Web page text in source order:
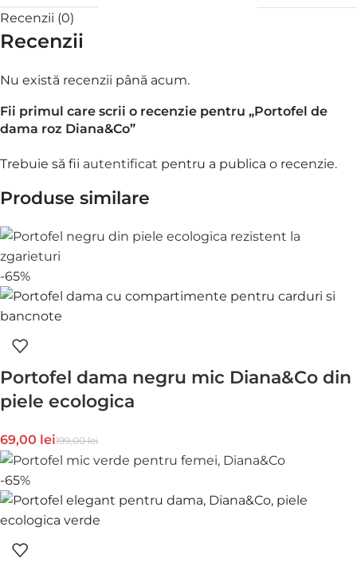
Recenzii (0)
Recenzii
Nu există recenzii până acum.
Fii primul care scrii o recenzie pentru „Portofel de
dama roz Diana&Co”
Trebuie să fii autentificat pentru a publica o recenzie.
Produse similare
-65%
Portofel dama negru mic Diana&Co din
piele ecologica
199,00lei
69,00 lei
-65%